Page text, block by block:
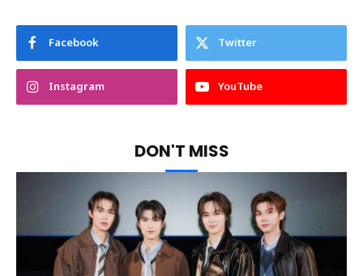
Facebook Twitter
Instagram YouTube
DON'T MISS